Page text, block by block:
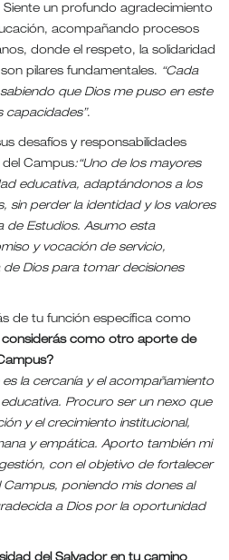
un profundo agradecimiento
acompañando procesos
donde el respeto, la solidaridad
pilares fundamentales. “Cada
que Dios me puso en este
capacidades”.
desafíos y responsabilidades
Campus:“Uno de los mayores
educativa, adaptándonos a los
sin perder la identidad y los valores
de Estudios. Asumo esta
y vocación de servicio,
Dios para tomar decisiones
de tu función específica como
considerás como otro aporte de
la cercanía y el acompañamiento
Procuro ser un nexo que
y el crecimiento institucional,
y empática. Aporto también mi
con el objetivo de fortalecer
poniendo mis dones al
a Dios por la oportunidad